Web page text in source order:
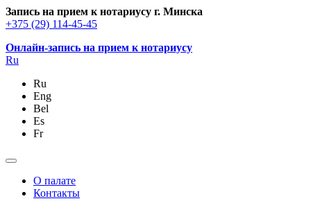
Запись на прием к нотариусу г. Минска
+375 (29) 114-45-45
Онлайн-запись на прием к нотариусу
Ru
Ru
Eng
Bel
Es
Fr
О палате
Контакты